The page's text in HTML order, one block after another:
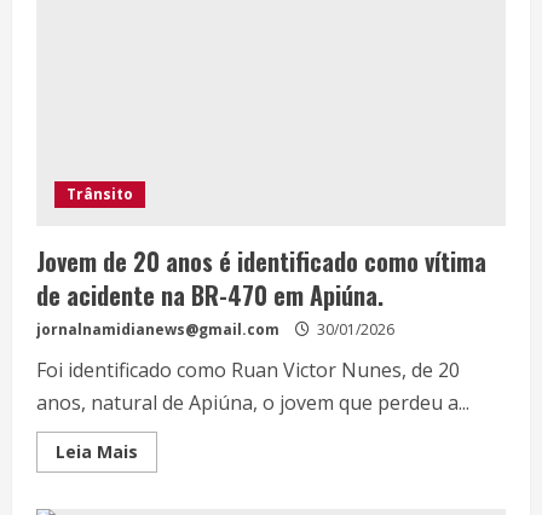
Trânsito
Jovem de 20 anos é identificado como vítima
de acidente na BR-470 em Apiúna.
jornalnamidianews@gmail.com 30/01/2026
Foi identificado como Ruan Victor Nunes, de 20
anos, natural de Apiúna, o jovem que perdeu a...
Leia Mais